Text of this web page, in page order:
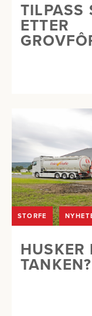
TILPASS
ETTER
STORFE
TANKEN?